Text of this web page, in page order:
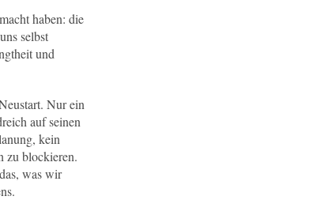
haben: die
selbst
und
Nur ein
auf seinen
kein
zu blockieren.
was wir